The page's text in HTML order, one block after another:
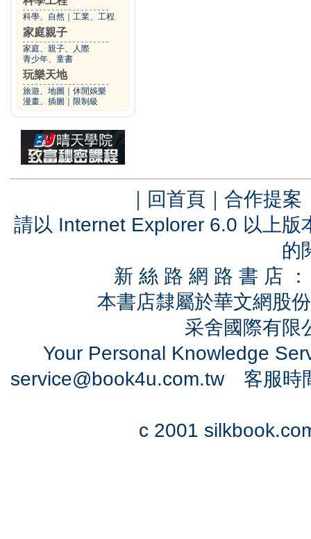
科學、自然 工業、工程
家庭親子
家庭、親子、人際
青少年、童書
玩樂天地
旅遊、地圖
休閒娛樂
漫畫、插圖
限制級
｜ 回首頁 ｜ 合作提案
請以 Internet Explorer 6.0 以上
的
新 絲 路 網 路 書 店
本書店隸屬於華文網股
采舍國際有
Your Personal Knowledge
service@book4u.com.tw客服時
c 2001